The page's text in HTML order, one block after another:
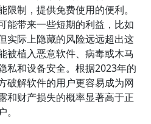
制，提供免费使用的便利。
能带来一些短期的利益，比如
实际上隐藏的风险远远超出这
被植入恶意软件、病毒或木马
私和设备安全。根据2023年的
破解软件的用户更容易成为网
和财产损失的概率显著高于正